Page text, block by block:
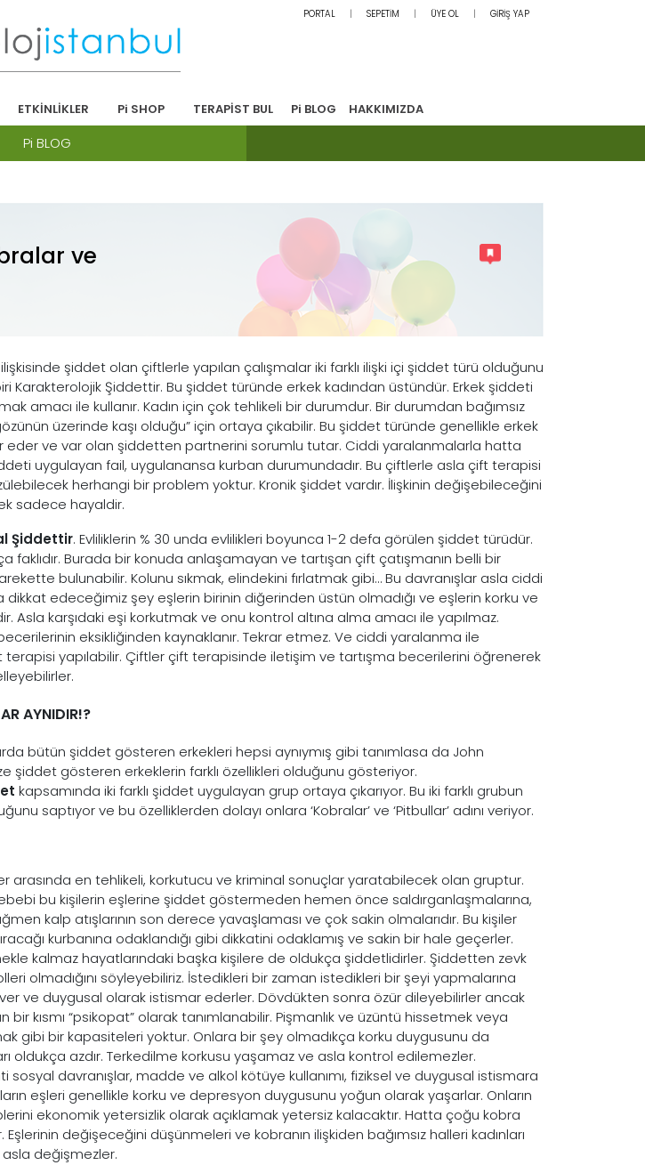
PORTAL SEPETİM ÜYE OL GİRİŞ YAP
ETKİNLİKLER Pi SHOP TERAPİST BUL Pi BLOG HAKKIMIZDA
Pi BLOG
ve
şiddet olan çiftlerle yapılan çalışmalar iki farklı ilişki içi şiddet türü olduğunu
Karakterolojik Şiddettir. Bu şiddet türünde erkek kadından üstündür. Erkek şiddeti
amacı ile kullanır. Kadın için çok tehlikeli bir durumdur. Bir durumdan bağımsız
üzerinde kaşı olduğu” için ortaya çıkabilir. Bu şiddet türünde genellikle erkek
eder ve var olan şiddetten partnerini sorumlu tutar. Ciddi yaralanmalarla hatta
uygulayan fail, uygulanansa kurban durumundadır. Bu çiftlerle asla çift terapisi
herhangi bir problem yoktur. Kronik şiddet vardır. İlişkinin değişebileceğini
sadece hayaldir.
Şiddettir. Evliliklerin % 30 unda evlilikleri boyunca 1-2 defa görülen şiddet türüdür.
faklıdır. Burada bir konuda anlaşamayan ve tartışan çift çatışmanın belli bir
bulunabilir. Kolunu sıkmak, elindekini fırlatmak gibi… Bu davranışlar asla ciddi
edeceğimiz şey eşlerin birinin diğerinden üstün olmadığı ve eşlerin korku ve
Asla karşıdaki eşi korkutmak ve onu kontrol altına alma amacı ile yapılmaz.
eksikliğinden kaynaklanır. Tekrar etmez. Ve ciddi yaralanma ile
yapılabilir. Çiftler çift terapisinde iletişim ve tartışma becerilerini öğrenerek
AYNIDIR!?
bütün şiddet gösteren erkekleri hepsi aynıymış gibi tanımlasa da John
şiddet gösteren erkeklerin farklı özellikleri olduğunu gösteriyor.
kapsamında iki farklı şiddet uygulayan grup ortaya çıkarıyor. Bu iki farklı grubun
saptıyor ve bu özelliklerden dolayı onlara ‘Kobralar’ ve ‘Pitbullar’ adını veriyor.
arasında en tehlikeli, korkutucu ve kriminal sonuçlar yaratabilecek olan gruptur.
bu kişilerin eşlerine şiddet göstermeden hemen önce saldırganlaşmalarına,
kalp atışlarının son derece yavaşlaması ve çok sakin olmalarıdır. Bu kişiler
kurbanına odaklandığı gibi dikkatini odaklamış ve sakin bir hale geçerler.
kalmaz hayatlarındaki başka kişilere de oldukça şiddetlidirler. Şiddetten zevk
olmadığını söyleyebiliriz. İstedikleri bir zaman istedikleri bir şeyi yapmalarına
ve duygusal olarak istismar ederler. Dövdükten sonra özür dileyebilirler ancak
bir kısmı “psikopat” olarak tanımlanabilir. Pişmanlık ve üzüntü hissetmek veya
gibi bir kapasiteleri yoktur. Onlara bir şey olmadıkça korku duygusunu da
oldukça azdır. Terkedilme korkusu yaşamaz ve asla kontrol edilemezler.
sosyal davranışlar, madde ve alkol kötüye kullanımı, fiziksel ve duygusal istismara
eşleri genellikle korku ve depresyon duygusunu yoğun olarak yaşarlar. Onların
ekonomik yetersizlik olarak açıklamak yetersiz kalacaktır. Hatta çoğu kobra
değişeceğini düşünmeleri ve kobranın ilişkiden bağımsız halleri kadınları
asla değişmezler.